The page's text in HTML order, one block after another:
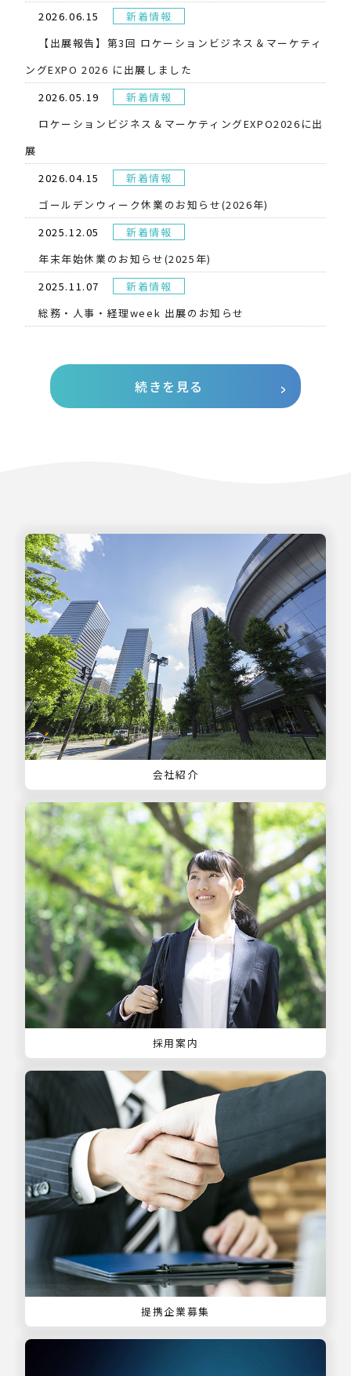
2026.06.15
新着情報
【出展報告】第3回 ロケーションビジネス＆マーケティ
ングEXPO 2026 に出展しました
2026.05.19
新着情報
​ロケーションビジネス＆マーケティングEXPO2026に出
展
2026.04.15
新着情報
ゴールデンウィーク休業のお知らせ(2026年)
2025.12.05
新着情報
年末年始休業のお知らせ(2025年)
2025.11.07
新着情報
総務・人事・経理week 出展のお知らせ
続きを見る
会社紹介
採用案内
提携企業募集